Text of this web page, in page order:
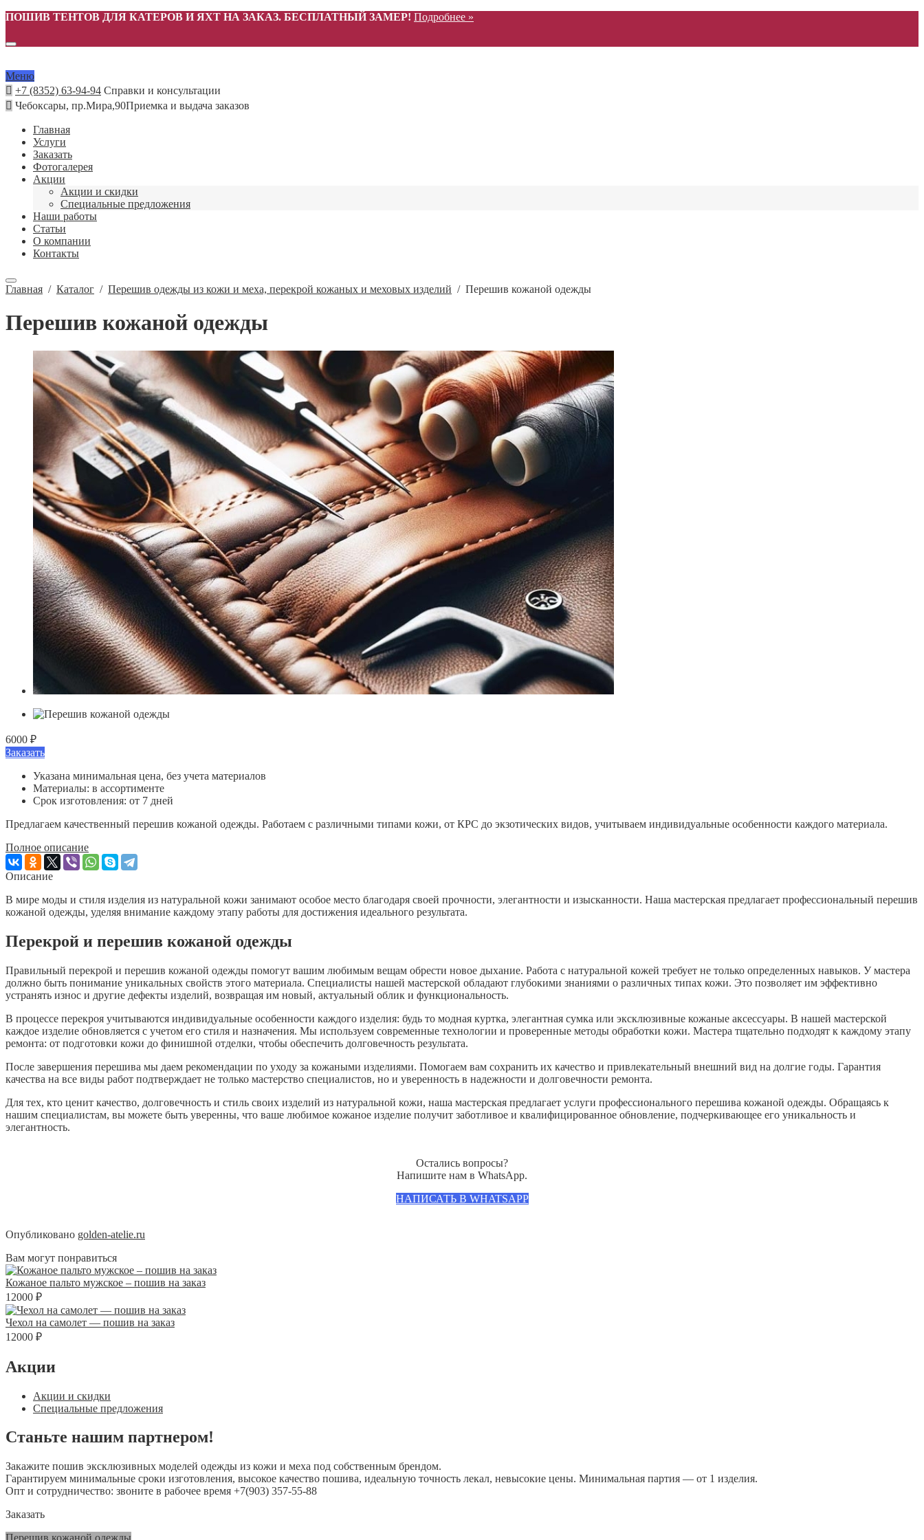
ПОШИВ ТЕНТОВ ДЛЯ КАТЕРОВ И ЯХТ НА ЗАКАЗ. БЕСПЛАТНЫЙ ЗАМЕР! Подробнее »
Меню
+7 (8352) 63-94-94 Справки и консультации
Чебоксары, пр.Мира,90Приемка и выдача заказов
Главная
Услуги
Заказать
Фотогалерея
Акции
Акции и скидки
Специальные предложения
Наши работы
Статьи
О компании
Контакты
Главная / Каталог / Перешив одежды из кожи и меха, перекрой кожаных и меховых изделий / Перешив кожаной одежды
Перешив кожаной одежды
6000 ₽
Заказать
Указана минимальная цена, без учета материалов
Материалы: в ассортименте
Срок изготовления: от 7 дней
Предлагаем качественный перешив кожаной одежды. Работаем с различными типами кожи, от КРС до экзотических видов, учитываем индивидуальные особенности каждого материала.
Полное описание
Описание
В мире моды и стиля изделия из натуральной кожи занимают особое место благодаря своей прочности, элегантности и изысканности. Наша мастерская предлагает профессиональный перешив
кожаной одежды, уделяя внимание каждому этапу работы для достижения идеального результата.
Перекрой и перешив кожаной одежды
Правильный перекрой и перешив кожаной одежды помогут вашим любимым вещам обрести новое дыхание. Работа с натуральной кожей требует не только определенных навыков. У мастера
должно быть понимание уникальных свойств этого материала. Специалисты нашей мастерской обладают глубокими знаниями о различных типах кожи. Это позволяет им эффективно
устранять износ и другие дефекты изделий, возвращая им новый, актуальный облик и функциональность.
В процессе перекроя учитываются индивидуальные особенности каждого изделия: будь то модная куртка, элегантная сумка или эксклюзивные кожаные аксессуары. В нашей мастерской
каждое изделие обновляется с учетом его стиля и назначения. Мы используем современные технологии и проверенные методы обработки кожи. Мастера тщательно подходят к каждому этапу
ремонта: от подготовки кожи до финишной отделки, чтобы обеспечить долговечность результата.
После завершения перешива мы даем рекомендации по уходу за кожаными изделиями. Помогаем вам сохранить их качество и привлекательный внешний вид на долгие годы. Гарантия
качества на все виды работ подтверждает не только мастерство специалистов, но и уверенность в надежности и долговечности ремонта.
Для тех, кто ценит качество, долговечность и стиль своих изделий из натуральной кожи, наша мастерская предлагает услуги профессионального перешива кожаной одежды. Обращаясь к
нашим специалистам, вы можете быть уверенны, что ваше любимое кожаное изделие получит заботливое и квалифицированное обновление, подчеркивающее его уникальность и
элегантность.
Остались вопросы?
Напишите нам в WhatsApp.
НАПИСАТЬ В WHATSAPP
Опубликовано golden-atelie.ru
Вам могут понравиться
Кожаное пальто мужское – пошив на заказ
12000 ₽
Чехол на самолет — пошив на заказ
12000 ₽
Акции
Акции и скидки
Специальные предложения
Станьте нашим партнером!
Закажите пошив эксклюзивных моделей одежды из кожи и меха под собственным брендом.
Гарантируем минимальные сроки изготовления, высокое качество пошива, идеальную точность лекал, невысокие цены. Минимальная партия — от 1 изделия.
Опт и сотрудничество: звоните в рабочее время +7(903) 357-55-88
Заказать